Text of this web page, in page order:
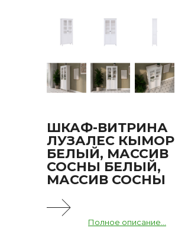
ШКАФ-ВИТРИНА
ЛУЗАЛЕС КЫМОР
БЕЛЫЙ, МАССИВ
СОСНЫ БЕЛЫЙ,
МАССИВ СОСНЫ
Полное описание...